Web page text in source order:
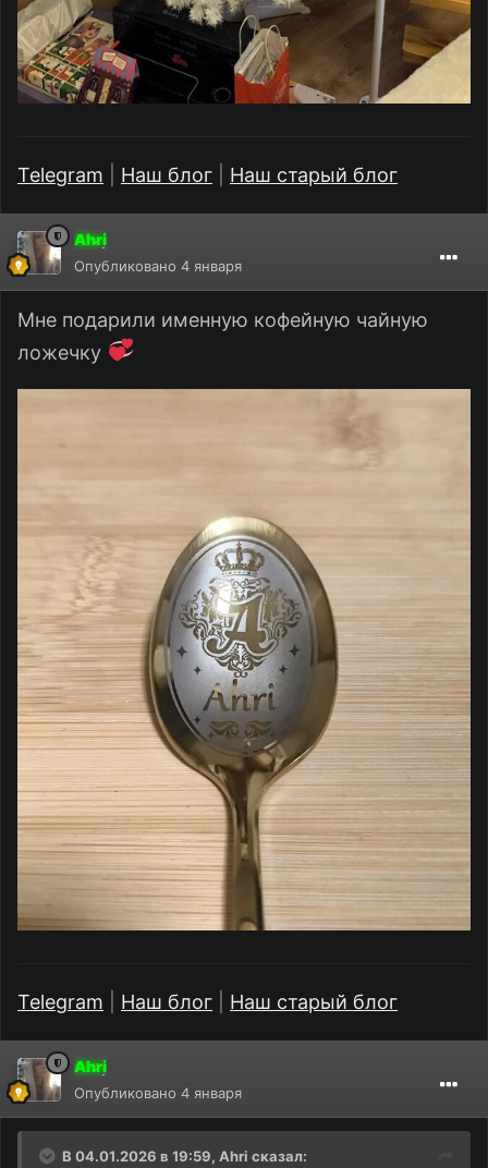
Telegram Наш блог Наш старый блог
Ahri
Опубликовано 4 января
Мне подарили именную кофейную чайную
ложечку
Telegram Наш блог Наш старый блог
Ahri
Опубликовано 4 января
В 04.01.2026 в 19:59, Ahri сказал: